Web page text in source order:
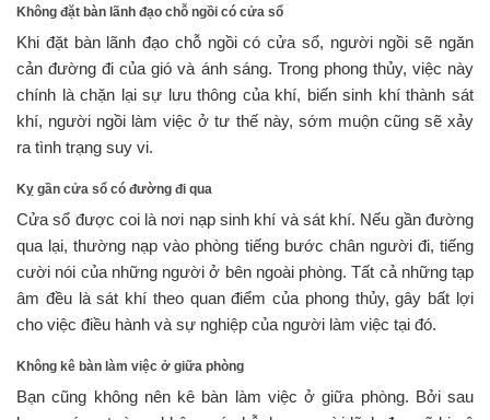
Không đặt bàn lãnh đạo chỗ ngồi có cửa sổ
Khi đặt bàn lãnh đạo chỗ ngồi có cửa sổ, người ngồi sẽ ngăn
cản đường đi của gió và ánh sáng. Trong phong thủy, việc này
chính là chặn lại sự lưu thông của khí, biến sinh khí thành sát
khí, người ngồi làm việc ở tư thế này, sớm muộn cũng sẽ xảy
ra tình trạng suy vi.
Kỵ gần cửa sổ có đường đi qua
Cửa sổ được coi là nơi nạp sinh khí và sát khí. Nếu gần đường
qua lại, thường nạp vào phòng tiếng bước chân người đi, tiếng
cười nói của những người ở bên ngoài phòng. Tất cả những tạp
âm đều là sát khí theo quan điểm của phong thủy, gây bất lợi
cho việc điều hành và sự nghiệp của người làm việc tại đó.
Không kê bàn làm việc ở giữa phòng
Bạn cũng không nên kê bàn làm việc ở giữa phòng. Bởi sau